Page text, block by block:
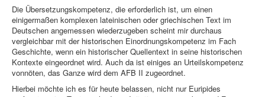
Die Übersetzungskompetenz, die erforderlich ist, um einen
einigermaßen komplexen lateinischen oder griechischen Text im
Deutschen angemessen wiederzugeben scheint mir durchaus
vergleichbar mit der historischen Einordnungskompetenz im Fach
Geschichte, wenn ein historischer Quellentext in seine historischen
Kontexte eingeordnet wird. Auch da ist einiges an Urteilskompetenz
vonnöten, das Ganze wird dem AFB II zugeordnet.
Hierbei möchte ich es für heute belassen, nicht nur Euripides